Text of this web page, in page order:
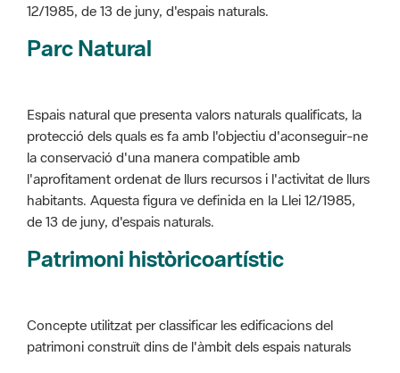
Espais natural que presenta valors naturals qualificats, la
l'aprofitament ordenat de llurs recursos i l'activitat de llurs
habitants. Aquesta figura ve definida en la Llei 12/1985,
de 13 de juny, d'espais naturals.
Patrimoni històricoartístic
Concepte utilitzat per classificar les edificacions del
Pla Espais Interès Natural